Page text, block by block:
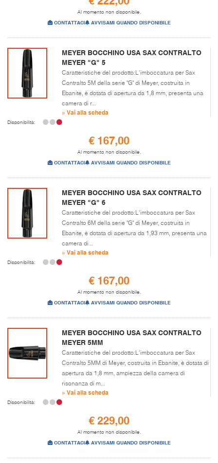
Al momento non disponibile.
CONTATTACI AVVISAMI QUANDO DISPONIBILE
MEYER BOCCHINO USA SAX CONTRALTO
MEYER "G" 5
Caratteristiche del prodotto:L'imboccatura per Sax
Contralto 5M della serie "G" di Meyer, costruita in
Ebanite, è dotata di apertura da 1,8 mm, presenta una
camera di r...
» Vai alla scheda
Disponibilità:
€ 167,00
Al momento non disponibile.
CONTATTACI AVVISAMI QUANDO DISPONIBILE
MEYER BOCCHINO USA SAX CONTRALTO
MEYER "G" 6
Caratteristiche del prodotto:L'imboccatura per Sax
Contralto 6M della serie "G" di Meyer, costruita in
Ebanite, è dotata di apertura da 1,93 mm, presenta una
camera di...
» Vai alla scheda
Disponibilità:
€ 167,00
Al momento non disponibile.
CONTATTACI AVVISAMI QUANDO DISPONIBILE
MEYER BOCCHINO USA SAX CONTRALTO
MEYER 5MM
Caratteristiche del prodotto:L'imboccatura per Sax
Contralto 5MM di Meyer, costruita in Ebanite, è dotata di
apertura da 1,8 mm, ampiezza della camera di
risonanza di m...
» Vai alla scheda
Disponibilità:
€ 229,00
Al momento non disponibile.
CONTATTACI AVVISAMI QUANDO DISPONIBILE